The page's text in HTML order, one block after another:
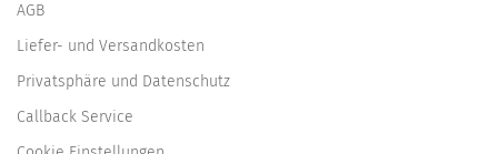
AGB
Liefer- und Versandkosten
Privatsphäre und Datenschutz
Callback Service